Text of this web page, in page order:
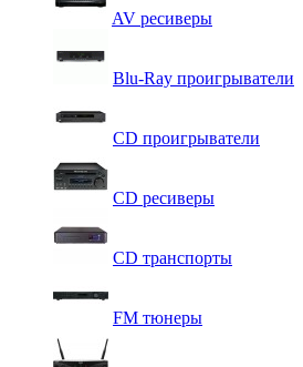
AV ресиверы
Blu-Ray проигрыватели
CD проигрыватели
CD ресиверы
CD транспорты
FM тюнеры